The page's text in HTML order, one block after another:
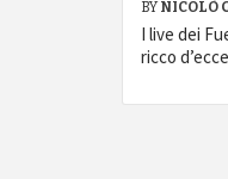
BY NICOLÒ
I live dei
ricco